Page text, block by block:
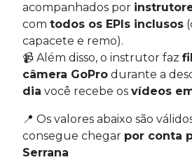
acompanhados por
com todos os EPIs inclusos
capacete e remo).
📹 Além disso, o instrutor faz
câmera GoPro durante a
dia você recebe os vídeos
📍 Os valores abaixo são
consegue chegar por conta
Serrana